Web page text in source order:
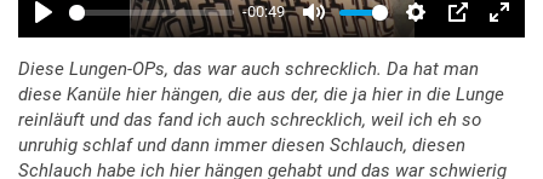
Diese Lungen-OPs, das war auch schrecklich. Da hat man
diese Kanüle hier hängen, die aus der, die ja hier in die Lunge
reinläuft und das fand ich auch schrecklich, weil ich eh so
unruhig schlaf und dann immer diesen Schlauch, diesen
Schlauch habe ich hier hängen gehabt und das war schwierig